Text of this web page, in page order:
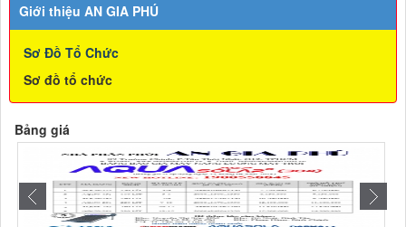
Giới thiệu AN GIA PHÚ
Sơ Đồ Tổ Chức
Sơ đồ tổ chức
Bảng giá